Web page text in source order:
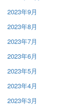
2023年9月
2023年8月
2023年7月
2023年6月
2023年5月
2023年4月
2023年3月